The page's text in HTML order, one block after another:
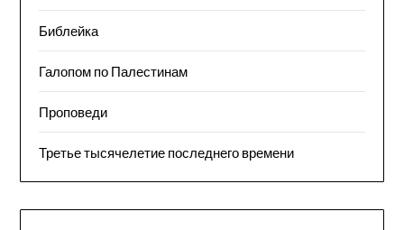
Библейка
Галопом по Палестинам
Проповеди
Третье тысячелетие последнего времени